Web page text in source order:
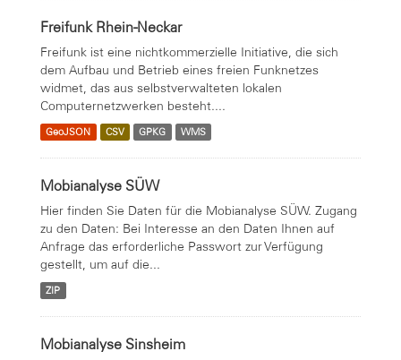
Freifunk Rhein-Neckar
Freifunk ist eine nichtkommerzielle Initiative, die sich
dem Aufbau und Betrieb eines freien Funknetzes
widmet, das aus selbstverwalteten lokalen
Computernetzwerken besteht....
GeoJSON CSV GPKG WMS
Mobianalyse SÜW
Hier finden Sie Daten für die Mobianalyse SÜW. Zugang
zu den Daten: Bei Interesse an den Daten Ihnen auf
Anfrage das erforderliche Passwort zur Verfügung
gestellt, um auf die...
ZIP
Mobianalyse Sinsheim